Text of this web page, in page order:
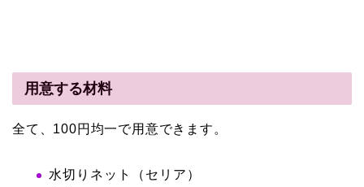
用意する材料
全て、100円均一で用意できます。
水切りネット（セリア）